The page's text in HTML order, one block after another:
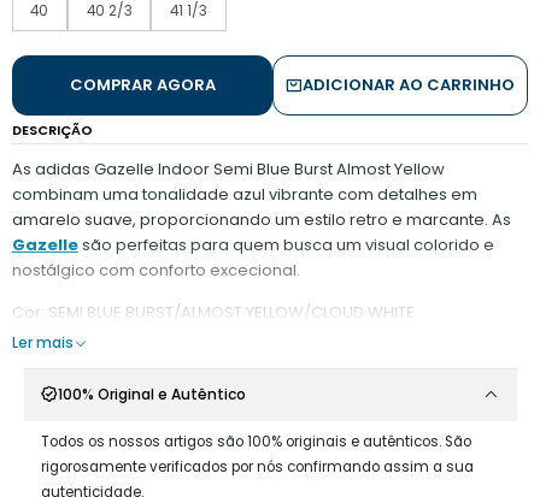
40 40 2/3 41 1/3
ADICIONAR AO CARRINHO
COMPRAR AGORA
DESCRIÇÃO
As adidas Gazelle Indoor Semi Blue Burst Almost Yellow
combinam uma tonalidade azul vibrante com detalhes em
amarelo suave, proporcionando um estilo retro e marcante. As
Gazellesão perfeitas para quem busca um visual colorido e
nostálgico com conforto excecional.
Cor: SEMI BLUE BURST/ALMOST YELLOW/CLOUD WHITE
Ler mais
100% Original e Autêntico
Todos os nossos artigos são 100% originais e autênticos. São
rigorosamente verificados por nós confirmando assim a sua
autenticidade.